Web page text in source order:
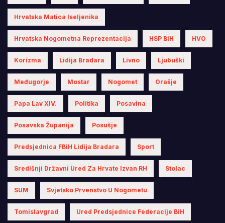
Hrvatska Matica Iseljenika
Hrvatska Nogometna Reprezentacija HSP BiH HVO
Korizma Lidija Bradara Livno Ljubuški
Međugorje Mostar Nogomet Orašje
Papa Lav XIV. Politika Posavina
Posavska Županija Posušje
Predsjednica FBiH Lidija Bradara Sport
Središnji Državni Ured Za Hrvate Izvan RH Stolac
SUM Svjetsko Prvenstvo U Nogometu
Tomislavgrad Ured Predsjednice Federacije BiH